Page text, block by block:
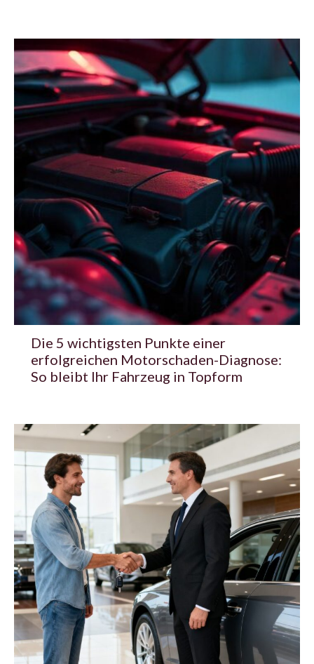
Die 5 wichtigsten Punkte einer
erfolgreichen Motorschaden-Diagnose:
So bleibt Ihr Fahrzeug in Topform